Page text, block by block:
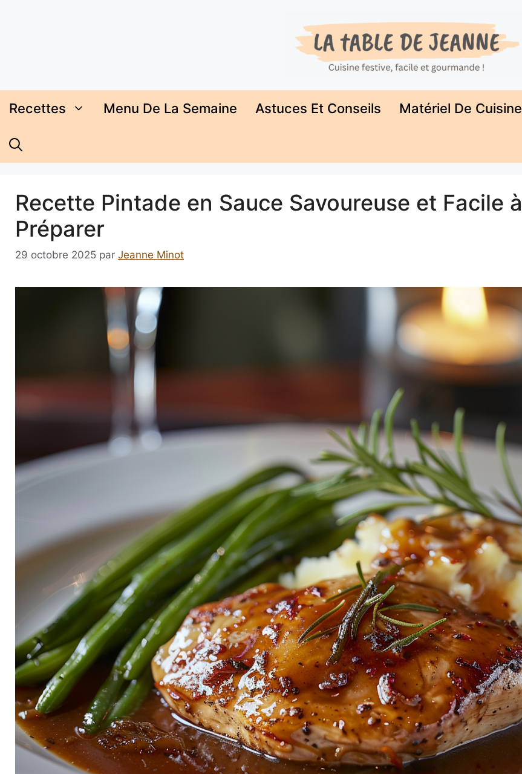
Recettes Menu De La Semaine Astuces Et Conseils Matériel De Cuisine
Recette Pintade en Sauce Savoureuse et Facile à
Préparer
29 octobre 2025 par Jeanne Minot